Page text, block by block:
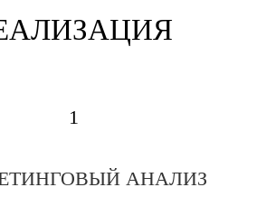
1
АНАЛИЗ